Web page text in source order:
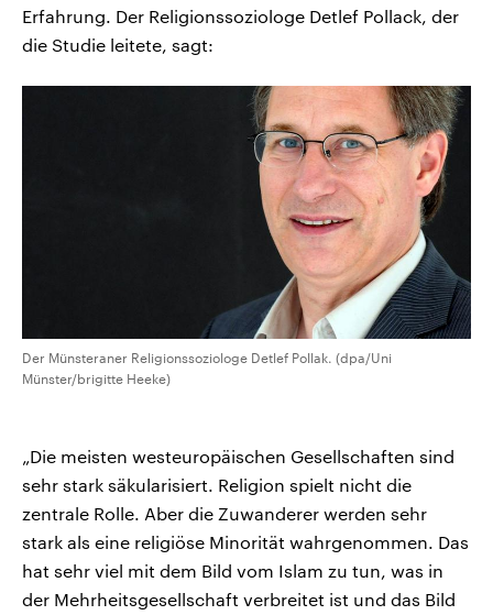
Erfahrung. Der Religionssoziologe Detlef Pollack, der
die Studie leitete, sagt:
Der Münsteraner Religionssoziologe Detlef Pollak. (dpa/Uni
Münster/brigitte Heeke)
„Die meisten westeuropäischen Gesellschaften sind
sehr stark säkularisiert. Religion spielt nicht die
zentrale Rolle. Aber die Zuwanderer werden sehr
stark als eine religiöse Minorität wahrgenommen. Das
hat sehr viel mit dem Bild vom Islam zu tun, was in
der Mehrheitsgesellschaft verbreitet ist und das Bild